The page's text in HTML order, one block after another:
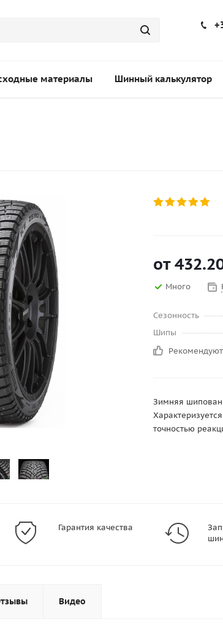
материалы Шинный калькулятор
от
Много
Сезонность
Шипы
Рекомендуют
Зимняя
точностью
Гарантия качества
Видео